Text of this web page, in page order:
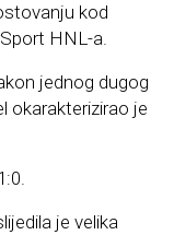
kod
HNL-a.
jednog dugog
okarakterizirao je
je velika